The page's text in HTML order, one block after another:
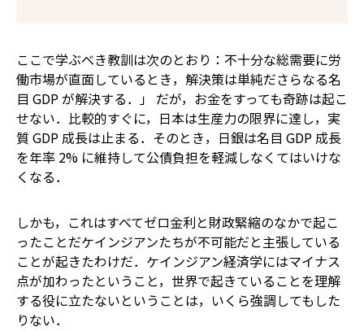
ここで学ぶべき教訓は次のとおり：不十分な総需要に労
働市場が直面しているとき，解決策は単純だ――さらなる名
目 GDP が解決する．」 だが，お金をすっても奇跡は起こ
せない．比較的すぐに，日本は生産力の限界に達し，実
質 GDP 成長は止まる．そのとき，日銀は名目 GDP 成長
を年率 2% に維持して公債負担を軽減しなくてはいけな
くなる．
しかも，これはすべてゼロ金利と財政緊縮のなかで起こ
ったことだ――ケインジアンたちが不可能だと主張している
ことが起きたわけだ．ケインジアン経済学にはマイナス
点が加わったということ，世界で起きていることを理解
する役に立たないということは，いくら強調してもした
りない．